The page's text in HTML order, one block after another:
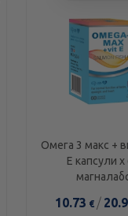
Омега 3 макс +
Е капсули х
10.73 € /